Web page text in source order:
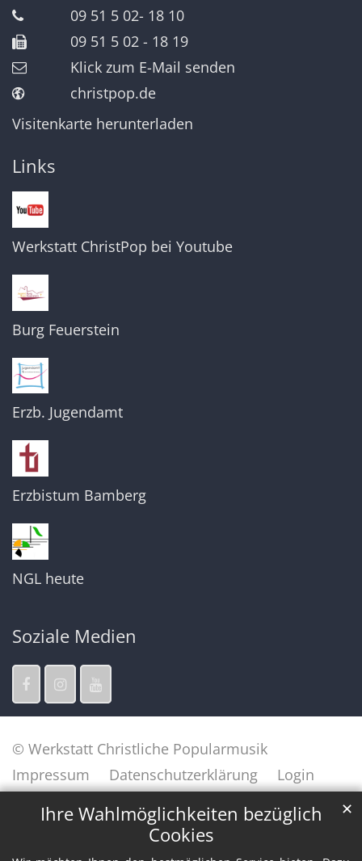
Ihre Wahlmöglichkeiten bezüglich
Cookies
✕
09 51 5 02- 18 10
09 51 5 02 - 18 19
Klick zum E-Mail senden
christpop.de
Visitenkarte herunterladen
Links
Werkstatt ChristPop bei Youtube
Burg Feuerstein
Erzb. Jugendamt
Erzbistum Bamberg
NGL heute
Soziale Medien
© Werkstatt Christliche Popularmusik
Impressum
Datenschutzerklärung Login